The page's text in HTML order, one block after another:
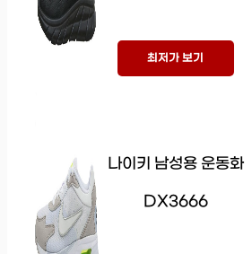
최저가 보기
나이키 남성용 운동화
DX3666